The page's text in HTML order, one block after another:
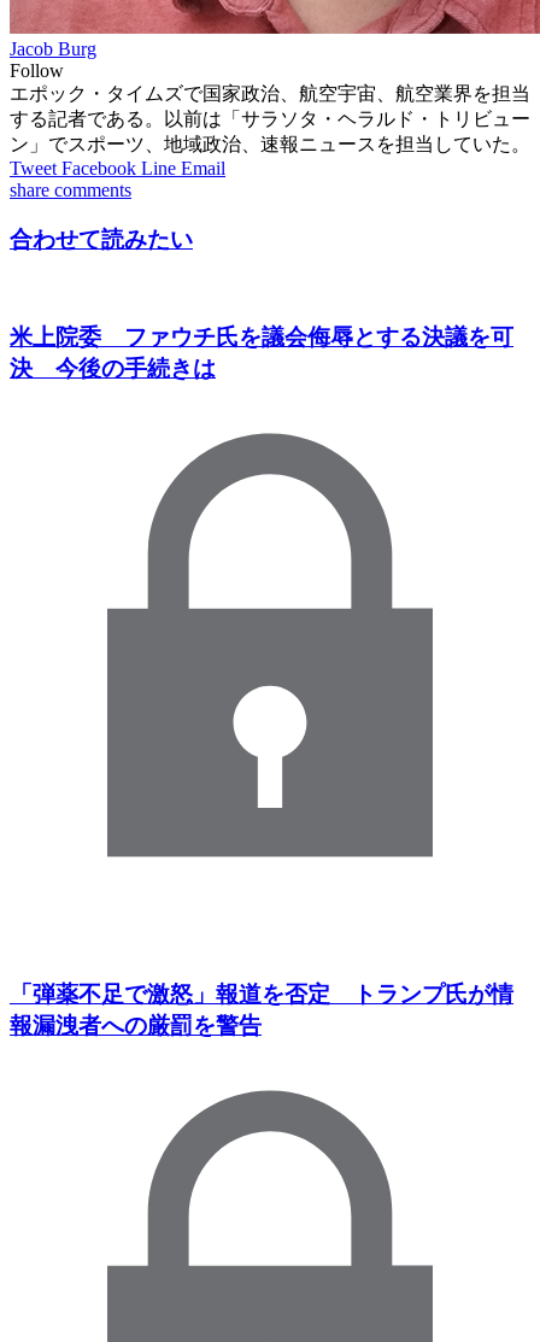
Jacob Burg
Follow
エポック・タイムズで国家政治、航空宇宙、航空業界を担当
する記者である。以前は「サラソタ・ヘラルド・トリビュー
ン」でスポーツ、地域政治、速報ニュースを担当していた。
Tweet Facebook Line Email
share comments
合わせて読みたい
米上院委 ファウチ氏を議会侮辱とする決議を可
決 今後の手続きは
「弾薬不足で激怒」報道を否定 トランプ氏が情
報漏洩者への厳罰を警告